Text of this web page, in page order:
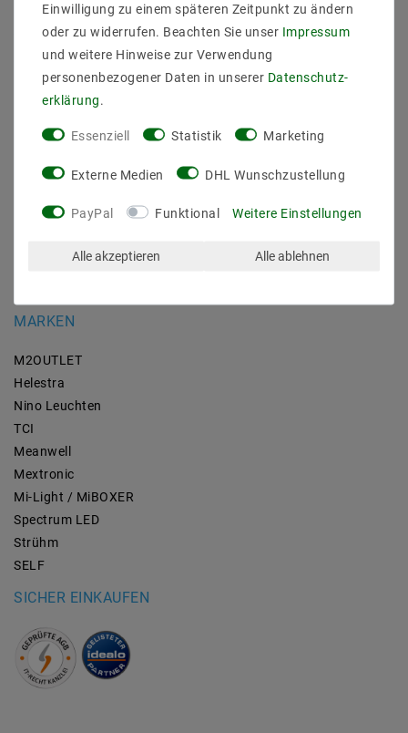
Vertrag widerrufen
SICHER BEZAHLEN
MARKEN
M2OUTLET
Helestra
Nino Leuchten
TCI
Meanwell
Mextronic
Mi-Light / MiBOXER
Spectrum LED
Strühm
SELF
SICHER EINKAUFEN
Einwilligung zu einem späteren Zeitpunkt zu ändern
oder zu widerrufen. Beachten Sie unser Impressum
und weitere Hinweise zur Verwendung
personenbezogener Daten in unserer Daten­schutz­
erklärung.
Essenziell Statistik Marketing
Externe Medien DHL Wunschzustellung
PayPal Funktional Weitere Einstellungen
Alle akzeptieren Alle ablehnen